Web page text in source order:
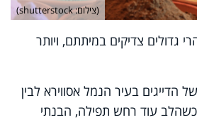
(צילום: shutterstock)
גדולים צדיקים במיתתם, ויותר
הדייגים בעיר הנמל אסווירא לבין
כשהלב עוד רחש תפילה, הבנתי